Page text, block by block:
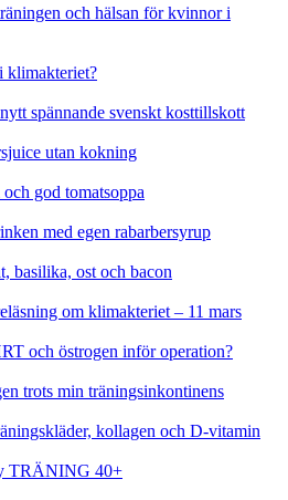
och hälsan för kvinnor i
klimakteriet?
spännande svenskt kosttillskott
utan kokning
god tomatsoppa
med egen rabarbersyrup
basilika, ost och bacon
om klimakteriet – 11 mars
och östrogen inför operation?
trots min träningsinkontinens
kollagen och D-vitamin
TRÄNING 40+